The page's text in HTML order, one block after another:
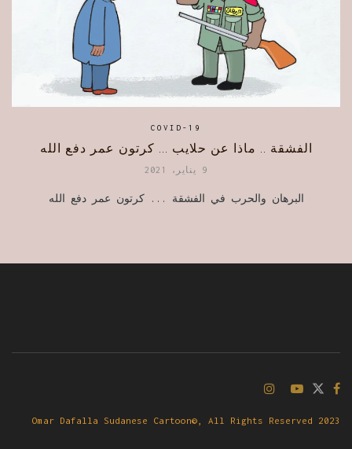
COVID-19
الفشقة .. ماذا عن حلايب … كرتون عمر دفع الله
9 يناير، 2021
البرهان والحرب في الفشقة ... كرتون عمر دفع الله
Omar Dafalla Sudanese Cartoon©, All Rights Reserved 2023